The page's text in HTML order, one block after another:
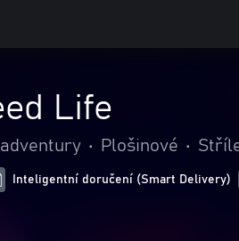
Life
• Plošinové •
Inteligentní doručení (Smart Delivery)